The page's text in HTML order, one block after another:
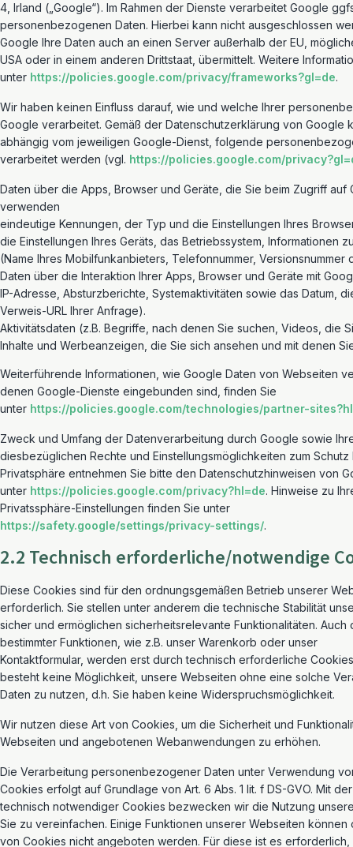
4, Irland („Google“). Im Rahmen der Dienste verarbeitet Google
personenbezogenen Daten. Hierbei kann nicht ausgeschlossen
Google Ihre Daten auch an einen Server außerhalb der EU,
USA oder in einem anderen Drittstaat, übermittelt. Weitere
unter https://policies.google.com/privacy/frameworks?gl=de.
Wir haben keinen Einfluss darauf, wie und welche Ihrer
Google verarbeitet. Gemäß der Datenschutzerklärung von Google
abhängig vom jeweiligen Google-Dienst, folgende
verarbeitet werden (vgl. https://policies.google.com/
Daten über die Apps, Browser und Geräte, die Sie beim Zugriff auf
verwenden
eindeutige Kennungen, der Typ und die Einstellungen Ihres
die Einstellungen Ihres Geräts, das Betriebssystem, Informationen
(Name Ihres Mobilfunkanbieters, Telefonnummer, Versionsnummer
Daten über die Interaktion Ihrer Apps, Browser und Geräte mit
IP-Adresse, Absturzberichte, Systemaktivitäten sowie das Datum,
Verweis-URL Ihrer Anfrage).
Aktivitätsdaten (z.B. Begriffe, nach denen Sie suchen, Videos, die
Inhalte und Werbeanzeigen, die Sie sich ansehen und mit denen
Weiterführende Informationen, wie Google Daten von Webseiten
denen Google-Dienste eingebunden sind, finden Sie
unter https://policies.google.com/technologies/partner-
Zweck und Umfang der Datenverarbeitung durch Google sowie
diesbezüglichen Rechte und Einstellungsmöglichkeiten zum Schutz
Privatsphäre entnehmen Sie bitte den Datenschutzhinweisen von
unter https://policies.google.com/privacy?hl=de. Hinweise zu
Privatssphäre-Einstellungen finden Sie unter
https://safety.google/settings/privacy-settings/.
2.2 Technisch erforderliche/notwendige
Diese Cookies sind für den ordnungsgemäßen Betrieb unserer
erforderlich. Sie stellen unter anderem die technische Stabilität
sicher und ermöglichen sicherheitsrelevante Funktionalitäten. Auch
bestimmter Funktionen, wie z.B. unser Warenkorb oder unser
Kontaktformular, werden erst durch technisch erforderliche
besteht keine Möglichkeit, unsere Webseiten ohne eine solche
Daten zu nutzen, d.h. Sie haben keine Widerspruchsmöglichkeit.
Wir nutzen diese Art von Cookies, um die Sicherheit und
Webseiten und angebotenen Webanwendungen zu erhöhen.
Die Verarbeitung personenbezogener Daten unter Verwendung
Cookies erfolgt auf Grundlage von Art. 6 Abs. 1 lit. f DS-GVO. Mit
technisch notwendiger Cookies bezwecken wir die Nutzung
Sie zu vereinfachen. Einige Funktionen unserer Webseiten können
von Cookies nicht angeboten werden. Für diese ist es erforderlich,